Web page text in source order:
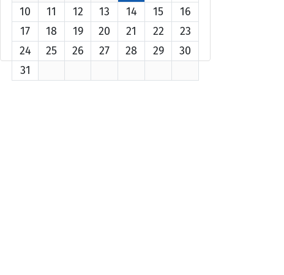
10
11 12 13 14 15
16
17
18 19 20 21 22
23
24
25 26 27 28 29
30
31